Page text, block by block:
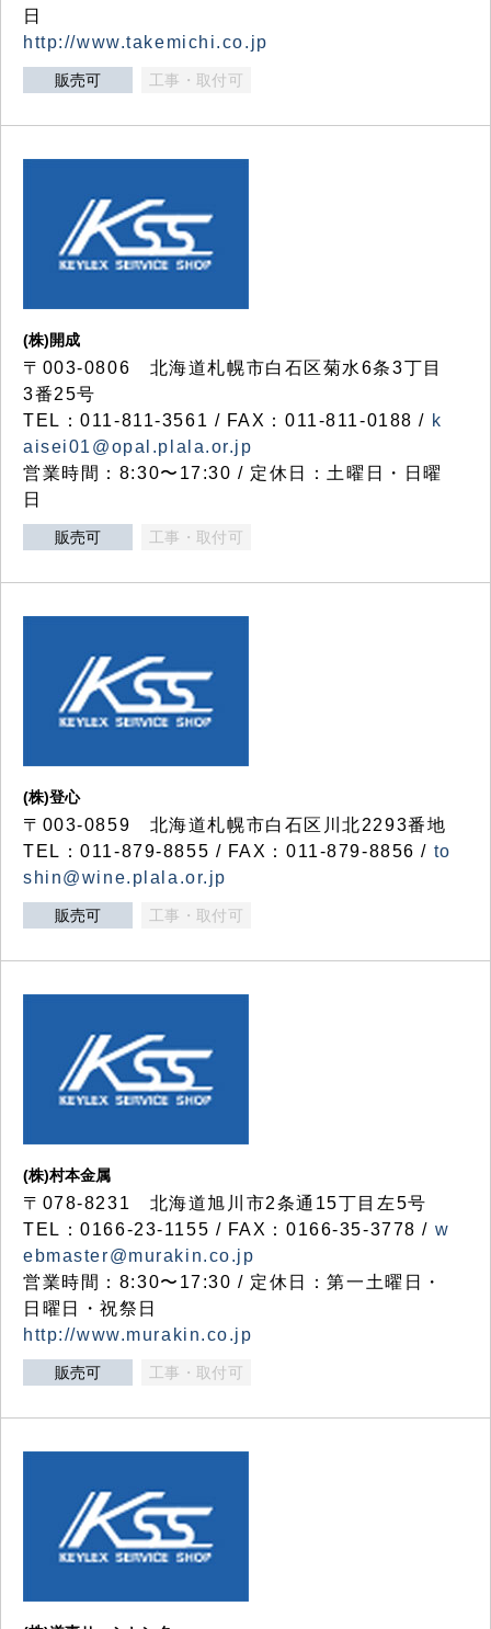
日
http://www.takemichi.co.jp
販売可 工事・取付可
(株)開成
〒003-0806 北海道札幌市白石区菊水6条3丁目
3番25号
TEL：011-811-3561 / FAX：011-811-0188 / k
aisei01@opal.plala.or.jp
営業時間：8:30〜17:30 / 定休日：土曜日・日曜
日
販売可 工事・取付可
(株)登心
〒003-0859 北海道札幌市白石区川北2293番地
TEL：011-879-8855 / FAX：011-879-8856 / to
shin@wine.plala.or.jp
販売可 工事・取付可
(株)村本金属
〒078-8231 北海道旭川市2条通15丁目左5号
TEL：0166-23-1155 / FAX：0166-35-3778 / w
ebmaster@murakin.co.jp
営業時間：8:30〜17:30 / 定休日：第一土曜日・
日曜日・祝祭日
http://www.murakin.co.jp
販売可 工事・取付可